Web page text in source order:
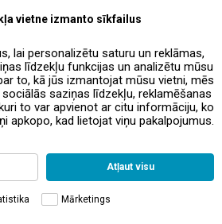
vietne izmanto sīkfailus
lai personalizētu saturu un reklāmas,
līdzekļu funkcijas un analizētu mūsu
to, kā jūs izmantojat mūsu vietni, mēs
saziņas līdzekļu, reklamēšanas
to var apvienot ar citu informāciju, ko
apkopo, kad lietojat viņu pakalpojumus.
Atļaut visu
Mārketings